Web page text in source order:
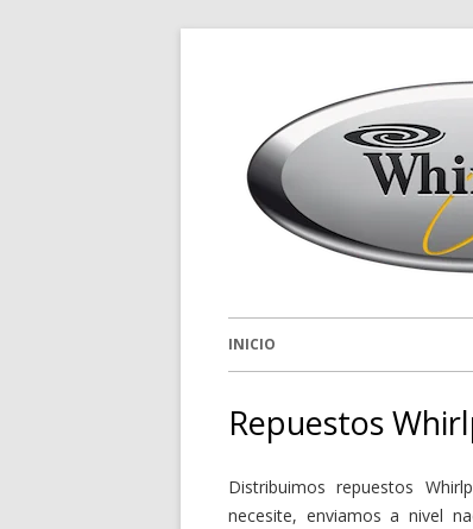
INICIO
Repuestos
Distribuimos repuestos
necesite, enviamos a nivel